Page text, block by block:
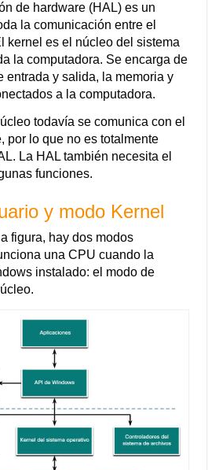
de hardware (HAL) es un
la comunicación entre el
kernel es el núcleo del sistema
la computadora. Se encarga de
entrada y salida, la memoria y
a la computadora.
todavía se comunica con el
por lo que no es totalmente
La HAL también necesita el
funciones.
y modo Kernel
figura, hay dos modos
una CPU cuando la
instalado: el modo de